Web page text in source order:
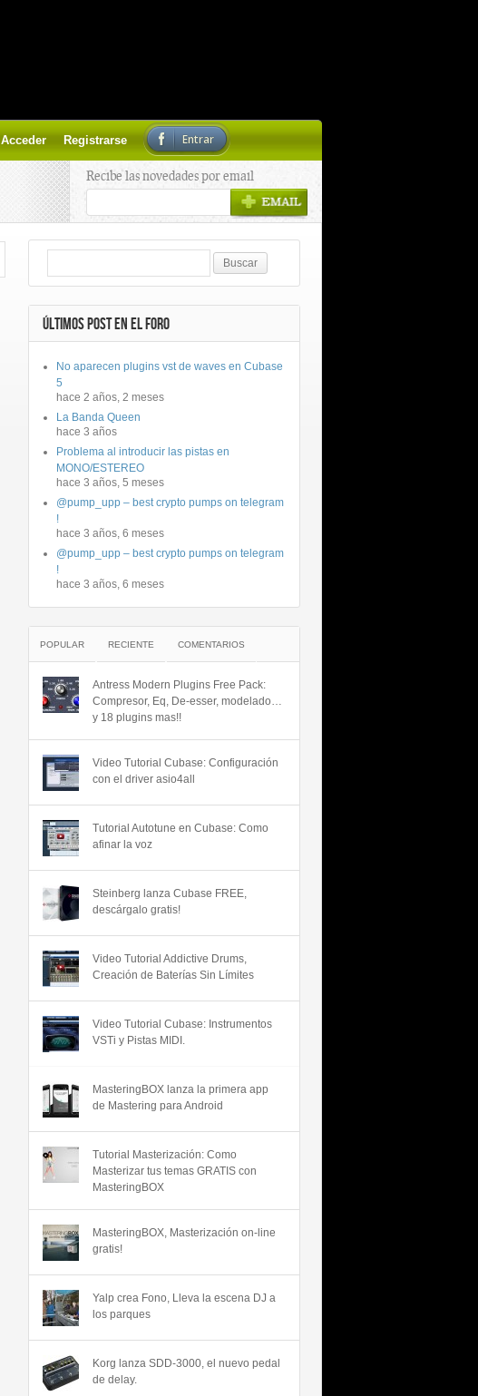
Acceder Registrarse Entrar
Recibe las novedades por email
ÚLTIMOS POST EN EL FORO
No aparecen plugins vst de waves en Cubase
5
hace 2 años, 2 meses
La Banda Queen
hace 3 años
Problema al introducir las pistas en
MONO/ESTEREO
hace 3 años, 5 meses
@pump_upp – best crypto pumps on telegram
!
hace 3 años, 6 meses
@pump_upp – best crypto pumps on telegram
!
hace 3 años, 6 meses
POPULAR RECIENTE COMENTARIOS
Antress Modern Plugins Free Pack:
Compresor, Eq, De-esser, modelado…
y 18 plugins mas!!
Video Tutorial Cubase: Configuración
con el driver asio4all
Tutorial Autotune en Cubase: Como
afinar la voz
Steinberg lanza Cubase FREE,
descárgalo gratis!
Video Tutorial Addictive Drums,
Creación de Baterías Sin Límites
Video Tutorial Cubase: Instrumentos
VSTi y Pistas MIDI.
MasteringBOX lanza la primera app
de Mastering para Android
Tutorial Masterización: Como
Masterizar tus temas GRATIS con
MasteringBOX
MasteringBOX, Masterización on-line
gratis!
Yalp crea Fono, Lleva la escena DJ a
los parques
Korg lanza SDD-3000, el nuevo pedal
de delay.